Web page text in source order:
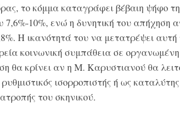
το κόμμα καταγράφει βέβαιη ψήφο
7,6%-10%, ενώ η δυνητική του απήχηση
. Η ικανότητά του να μετατρέψει αυτή
κοινωνική συμπάθεια σε
θα κρίνει αν η Μ. Καρυστιανού θα
ισορροπιστής ή ως καταλύτης
του σκηνικού.